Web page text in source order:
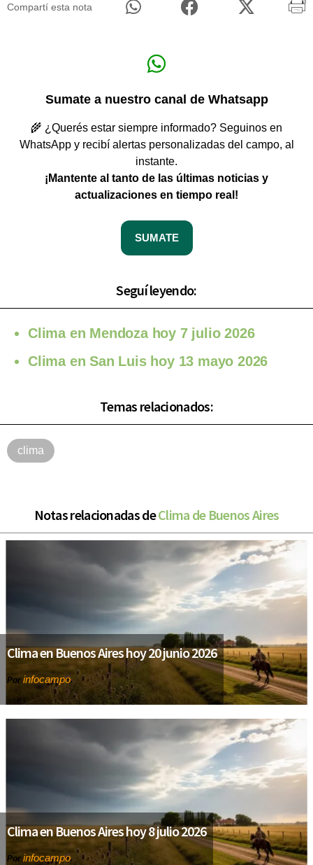
Compartí esta nota
Sumate a nuestro canal de Whatsapp
🌾 ¿Querés estar siempre informado? Seguinos en
WhatsApp y recibí alertas personalizadas del campo, al
instante.
¡Mantente al tanto de las últimas noticias y
actualizaciones en tiempo real!
SUMATE
Seguí leyendo:
Clima en Mendoza hoy 7 julio 2026
Clima en San Luis hoy 13 mayo 2026
Temas relacionados:
clima
Notas relacionadas deClima de Buenos Aires
Clima en Buenos Aires hoy 20 junio 2026
Por infocampo
Clima en Buenos Aires hoy 8 julio 2026
Por infocampo